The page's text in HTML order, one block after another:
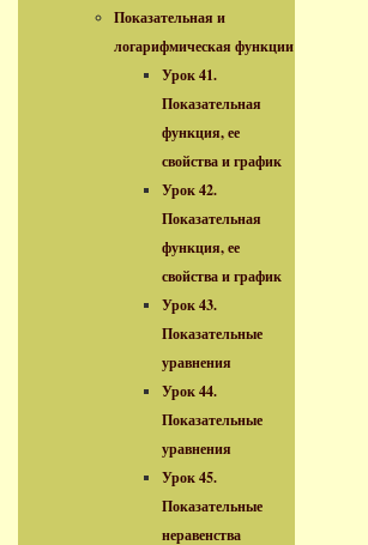
Показательная и
логарифмическая функции
Урок 41.
Показательная
функция, ее
свойства и график
Урок 42.
Показательная
функция, ее
свойства и график
Урок 43.
Показательные
уравнения
Урок 44.
Показательные
уравнения
Урок 45.
Показательные
неравенства